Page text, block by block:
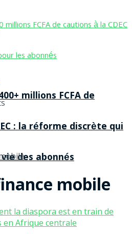
millions FCFA de
: la réforme discrète qui
des abonnés
mobile